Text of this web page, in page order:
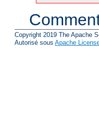
Copyright 2019 The Apache
Autorisé sous Apache